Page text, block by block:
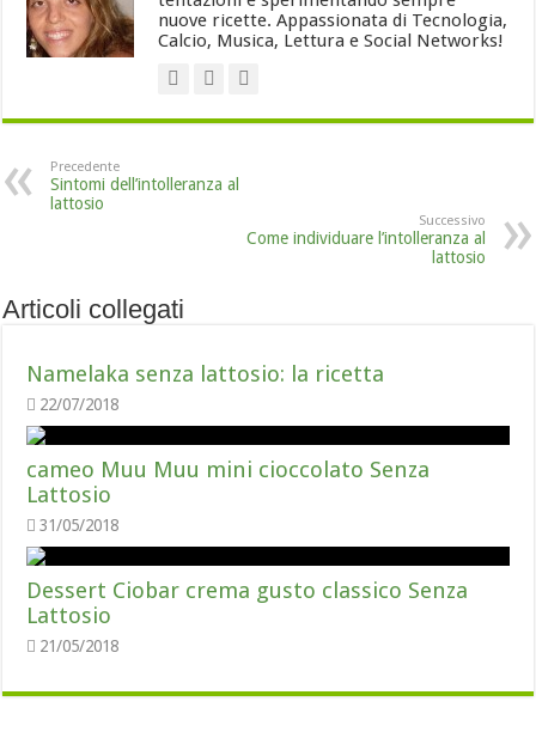
nuove ricette. Appassionata di Tecnologia,
Calcio, Musica, Lettura e Social Networks!
Precedente
Sintomi dell’intolleranza al
lattosio
Successivo
Come individuare l’intolleranza al
lattosio
Articoli collegati
Namelaka senza lattosio: la ricetta
22/07/2018
cameo Muu Muu mini cioccolato Senza
Lattosio
31/05/2018
Dessert Ciobar crema gusto classico Senza
Lattosio
21/05/2018